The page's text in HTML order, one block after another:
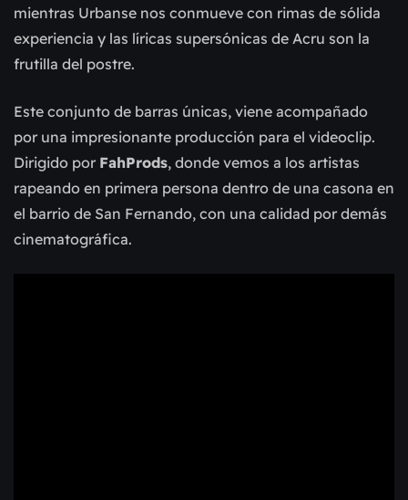
mientras Urbanse nos conmueve con rimas de sólida
experiencia y las líricas supersónicas de Acru son la
frutilla del postre.
Este conjunto de barras únicas, viene acompañado
por una impresionante producción para el videoclip.
Dirigido por FahProds, donde vemos a los artistas
rapeando en primera persona dentro de una casona en
el barrio de San Fernando, con una calidad por demás
cinematográfica.